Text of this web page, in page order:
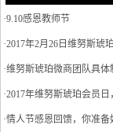
·9.10感恩教师节
·2017年2月26日维努斯琥
·维努斯琥珀微商团队具体
·2017年维努斯琥珀会员日
·情人节感恩回馈，你准备